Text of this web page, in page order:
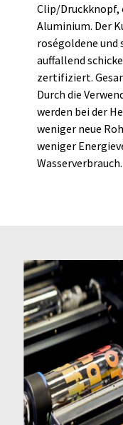
Clip/Druckknopf,
Aluminium. Der
roségoldene und
auffallend
zertifiziert.
Durch die
werden bei der
weniger neue
weniger
Wasserverbrauch.